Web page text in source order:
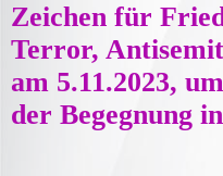
Zeichen für
Terror,
am 5.11.2023,
der Begegnung